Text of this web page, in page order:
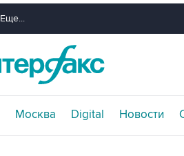
Еще...
Москва Digital Новости